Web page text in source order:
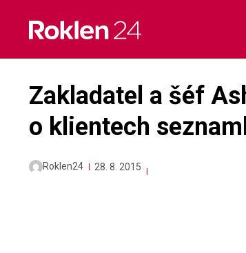
content
Zakladatel a šéf
o klientech
Roklen24 28. 8. 2015